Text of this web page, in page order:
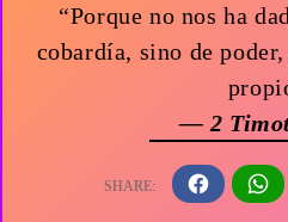
“Porque no nos ha
cobardía, sino de
— 2